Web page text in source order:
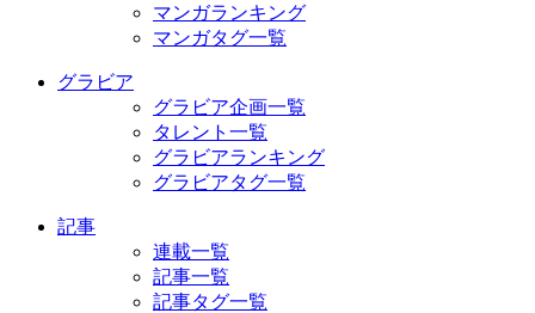
マンガランキング
マンガタグ一覧
グラビア
グラビア企画一覧
タレント一覧
グラビアランキング
グラビアタグ一覧
記事
連載一覧
記事一覧
記事タグ一覧